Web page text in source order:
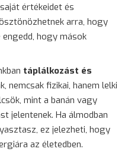
értékeidet és
arra, hogy
hogy mások
táplálkozást és
nemcsak fizikai, hanem lelki
mint a banán vagy
jelentenek. Ha álmodban
ez jelezheti, hogy
az életedben.